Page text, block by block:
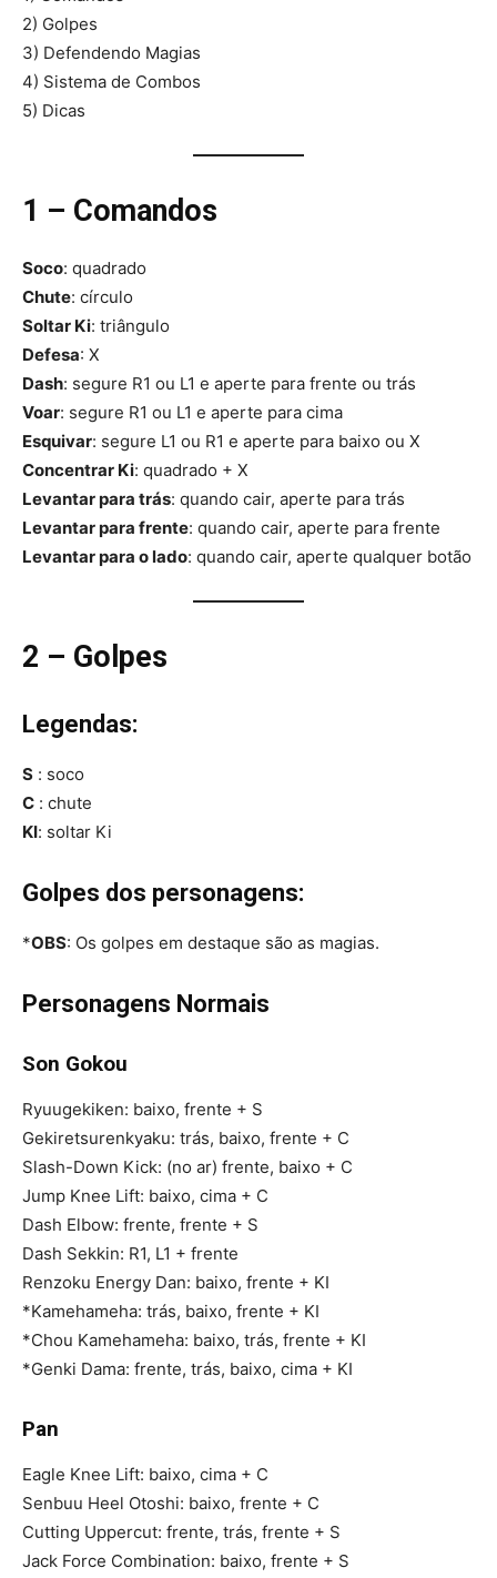
2) Golpes
3) Defendendo Magias
4) Sistema de Combos
5) Dicas
1 – Comandos
Soco: quadrado
Chute: círculo
Soltar Ki: triângulo
Defesa: X
Dash: segure R1 ou L1 e aperte para frente ou trás
Voar: segure R1 ou L1 e aperte para cima
Esquivar: segure L1 ou R1 e aperte para baixo ou X
Concentrar Ki: quadrado + X
Levantar para trás: quando cair, aperte para trás
Levantar para frente: quando cair, aperte para frente
Levantar para o lado: quando cair, aperte qualquer botão
2 – Golpes
Legendas:
S : soco
C : chute
KI: soltar Ki
Golpes dos personagens:
*OBS: Os golpes em destaque são as magias.
Personagens Normais
Son Gokou
Ryuugekiken: baixo, frente + S
Gekiretsurenkyaku: trás, baixo, frente + C
Slash-Down Kick: (no ar) frente, baixo + C
Jump Knee Lift: baixo, cima + C
Dash Elbow: frente, frente + S
Dash Sekkin: R1, L1 + frente
Renzoku Energy Dan: baixo, frente + KI
*Kamehameha: trás, baixo, frente + KI
*Chou Kamehameha: baixo, trás, frente + KI
*Genki Dama: frente, trás, baixo, cima + KI
Pan
Eagle Knee Lift: baixo, cima + C
Senbuu Heel Otoshi: baixo, frente + C
Cutting Uppercut: frente, trás, frente + S
Jack Force Combination: baixo, frente + S